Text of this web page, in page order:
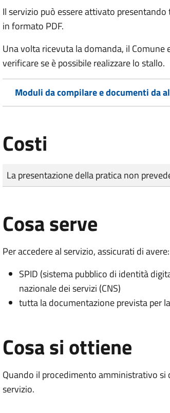
Il servizio può essere attivato
in formato PDF.
Una volta ricevuta la domanda, il
verificare se è possibile realizzare lo stallo.
Moduli da compilare e documenti da
Costi
Tipo di pagamento
Importo
La presentazione della pratica non
Cosa serve
Per accedere al servizio, assicurati di avere:
SPID (sistema pubblico di identità
nazionale dei servizi (CNS)
tutta la documentazione prevista per
Cosa si ottiene
Quando il procedimento amministrativo
servizio.